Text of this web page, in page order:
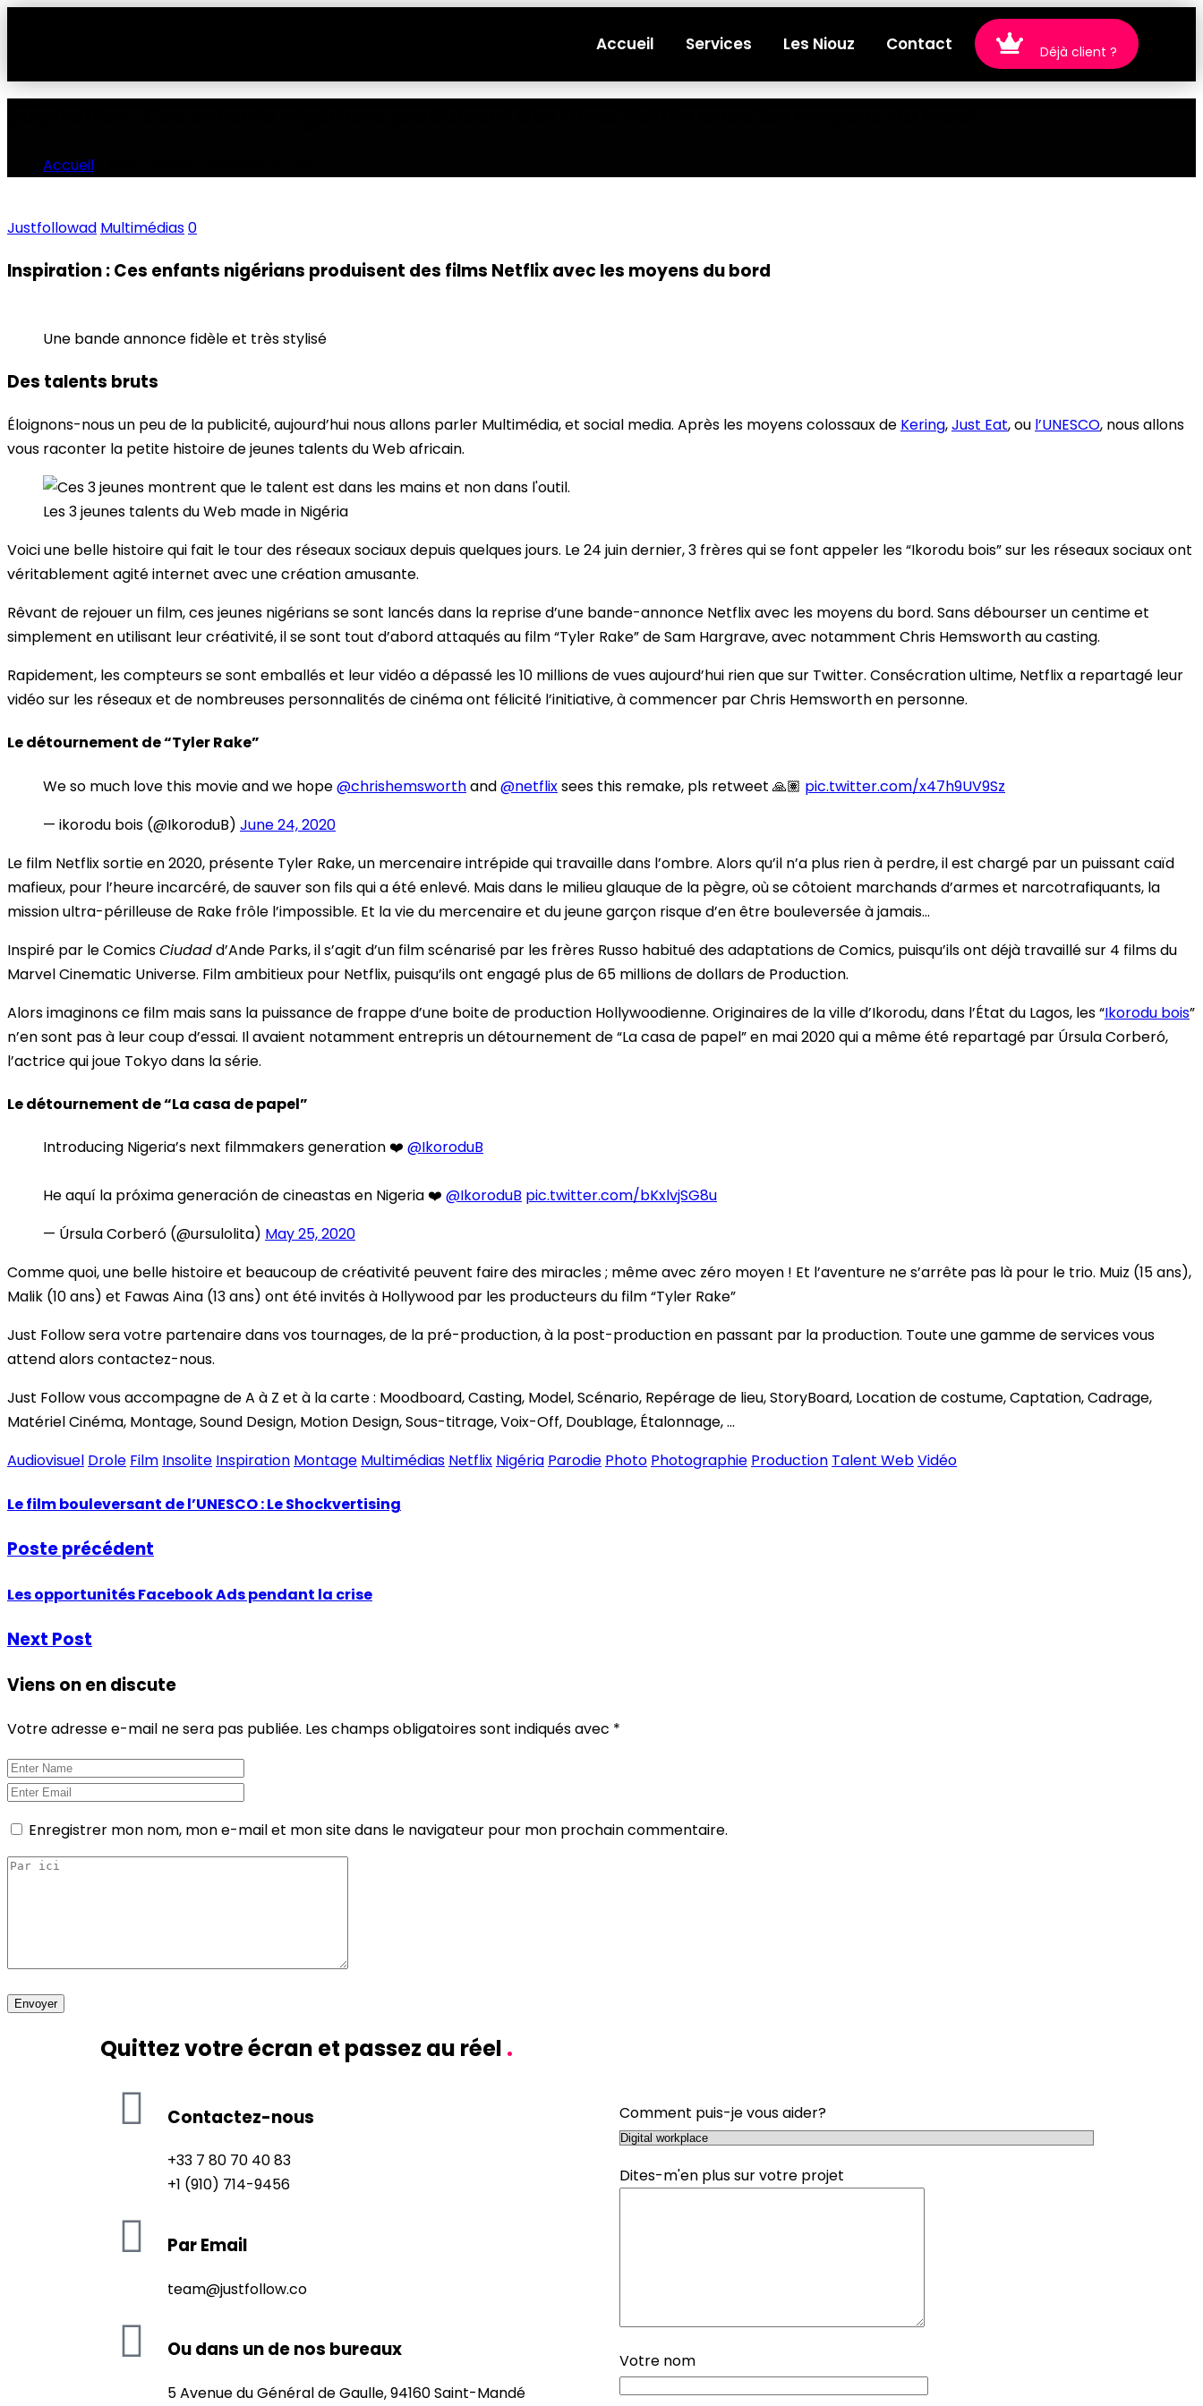
Accueil Services Les Niouz Contact Déjà client ?
Accueil
Justfollowad Multimédias0
Inspiration : Ces enfants nigérians produisent des films Netflix avec les moyens du bord
Une bande annonce fidèle et très stylisé
Des talents bruts
Éloignons-nous un peu de la publicité, aujourd’hui nous allons parler Multimédia, et social media. Après les moyens colossaux de Kering,Just Eat, ou l’UNESCO, nous allons
vous raconter la petite histoire de jeunes talents du Web africain.
Les 3 jeunes talents du Web made in Nigéria
Voici une belle histoire qui fait le tour des réseaux sociaux depuis quelques jours. Le 24 juin dernier, 3 frères qui se font appeler les “Ikorodu bois” sur les réseaux sociaux ont
véritablement agité internet avec une création amusante.
Rêvant de rejouer un film, ces jeunes nigérians se sont lancés dans la reprise d’une bande-annonce Netflix avec les moyens du bord. Sans débourser un centime et
simplement en utilisant leur créativité, il se sont tout d’abord attaqués au film “Tyler Rake” de Sam Hargrave, avec notamment Chris Hemsworth au casting.
Rapidement, les compteurs se sont emballés et leur vidéo a dépassé les 10 millions de vues aujourd’hui rien que sur Twitter. Consécration ultime, Netflix a repartagé leur
vidéo sur les réseaux et de nombreuses personnalités de cinéma ont félicité l’initiative, à commencer par Chris Hemsworth en personne.
Le détournement de “Tyler Rake”
We so much love this movie and we hope@chrishemsworthand@netflixsees this remake, pls retweet 🙏🏽 pic.twitter.com/x47h9UV9Sz
— ikorodu bois (@IkoroduB) June 24, 2020
Le film Netflix sortie en 2020, présente Tyler Rake, un mercenaire intrépide qui travaille dans l’ombre. Alors qu’il n’a plus rien à perdre, il est chargé par un puissant caïd
mafieux, pour l’heure incarcéré, de sauver son fils qui a été enlevé. Mais dans le milieu glauque de la pègre, où se côtoient marchands d’armes et narcotrafiquants, la
mission ultra-périlleuse de Rake frôle l’impossible. Et la vie du mercenaire et du jeune garçon risque d’en être bouleversée à jamais…
Inspiré par le ComicsCiudadd’Ande Parks, il s’agit d’un film scénarisé par les frères Russo habitué des adaptations de Comics, puisqu’ils ont déjà travaillé sur 4 films du
Marvel Cinematic Universe. Film ambitieux pour Netflix, puisqu’ils ont engagé plus de 65 millions de dollars de Production.
Alors imaginons ce film mais sans la puissance de frappe d’une boite de production Hollywoodienne. Originaires de la ville d’Ikorodu, dans l’État du Lagos, les “Ikorodu bois”
n’en sont pas à leur coup d’essai. Il avaient notamment entrepris un détournement de “La casa de papel” en mai 2020 qui a même été repartagé par Úrsula Corberó,
l’actrice qui joue Tokyo dans la série.
Le détournement de “La casa de papel”
Introducing Nigeria’s next filmmakers generation ❤️ @IkoroduB
He aquí la próxima generación de cineastas en Nigeria ❤️ @IkoroduB pic.twitter.com/bKxlvjSG8u
— Úrsula Corberó (@ursulolita) May 25, 2020
Comme quoi, une belle histoire et beaucoup de créativité peuvent faire des miracles ; même avec zéro moyen ! Et l’aventure ne s’arrête pas là pour le trio. Muiz (15 ans),
Malik (10 ans) et Fawas Aina (13 ans) ont été invités à Hollywood par les producteurs du film “Tyler Rake”
Just Follow sera votre partenaire dans vos tournages, de la pré-production, à la post-production en passant par la production. Toute une gamme de services vous
attend alors contactez-nous.
Just Follow vous accompagne de A à Z et à la carte : Moodboard, Casting, Model, Scénario, Repérage de lieu, StoryBoard, Location de costume, Captation, Cadrage,
Matériel Cinéma, Montage, Sound Design, Motion Design, Sous-titrage, Voix-Off, Doublage, Étalonnage, …
Audiovisuel Drole Film Insolite Inspiration Montage Multimédias Netflix Nigéria Parodie Photo Photographie Production Talent WebVidéo
Le film bouleversant de l’UNESCO : Le Shockvertising
Poste précédent
Les opportunités Facebook Ads pendant la crise
Next Post
Viens on en discute
Votre adresse e-mail ne sera pas publiée. Les champs obligatoires sont indiqués avec *
Enregistrer mon nom, mon e-mail et mon site dans le navigateur pour mon prochain commentaire.
Quittez votre écran et passez au réel .
Contactez-nous
+33 7 80 70 40 83
+1 (910) 714-9456
Par Email
team@justfollow.co
Ou dans un de nos bureaux
5 Avenue du Général de Gaulle, 94160 Saint-Mandé
Comment puis-je vous aider?
Dites-m'en plus sur votre projet
Votre nom